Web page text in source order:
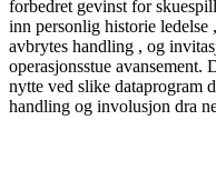
forbedret gevinst for
inn personlig historie
avbrytes handling , og
operasjonsstue
nytte ved slike dataprogram
handling og involusjon dra